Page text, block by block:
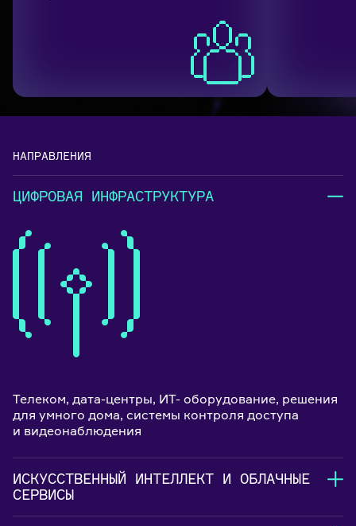
НАПРАВЛЕНИЯ
ЦИФРОВАЯ ИНФРАСТРУКТУРА
Телеком, дата-центры, ИТ- оборудование, решения
для умного дома, системы контроля доступа
и видеонаблюдения
ИСКУССТВЕННЫЙ ИНТЕЛЛЕКТ И ОБЛАЧНЫЕ
СЕРВИСЫ